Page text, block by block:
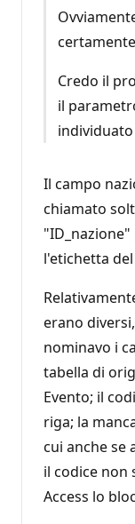
Credo il
il
Il campo
chiamato
l'etichetta
erano
nominavo i
tabella di
Evento; il
riga; la
cui anche se
il codice non
Access lo